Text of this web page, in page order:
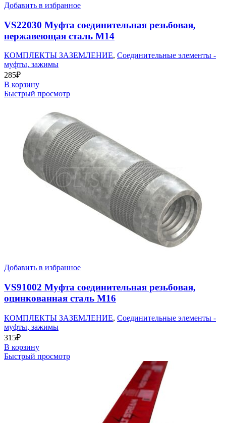
Добавить в избранное
VS22030 Муфта соединительная резьбовая,
нержавеющая сталь М14
КОМПЛЕКТЫ ЗАЗЕМЛЕНИЕ, Соединительные элементы -
муфты, зажимы
285₽
В корзину
Быстрый просмотр
Добавить в избранное
VS91002 Муфта соединительная резьбовая,
оцинкованная сталь М16
КОМПЛЕКТЫ ЗАЗЕМЛЕНИЕ, Соединительные элементы -
муфты, зажимы
315₽
В корзину
Быстрый просмотр